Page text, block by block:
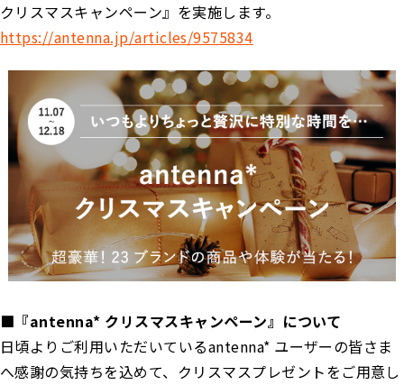
クリスマスキャンペーン』を実施します。
https://antenna.jp/articles/9575834
■『antenna* クリスマスキャンペーン』について
日頃よりご利用いただいているantenna* ユーザーの皆さま
へ感謝の気持ちを込めて、クリスマスプレゼントをご用意し